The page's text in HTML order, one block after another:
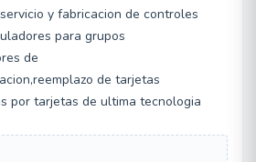
y fabricacion de controles
para grupos
de
de tarjetas
por tarjetas de ultima tecnologia